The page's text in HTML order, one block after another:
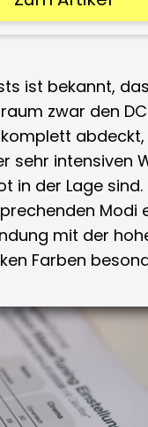
ist bekannt,
zwar den
sehr intensiven
in der Lage sind.
Modi
mit der
Farben